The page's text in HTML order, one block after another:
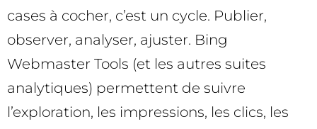
cases à cocher, c’est un cycle. Publier,
observer, analyser, ajuster. Bing
Webmaster Tools (et les autres suites
analytiques) permettent de suivre
l’exploration, les impressions, les clics, les